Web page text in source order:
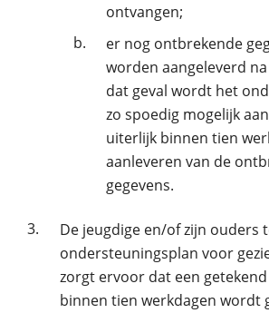
ontvangen;
b.
er nog ontbrekende
worden aangeleverd
dat geval wordt het
zo spoedig mogelijk
uiterlijk binnen tien
aanleveren van de
gegevens.
3.
De jeugdige en/of zijn ouders
ondersteuningsplan voor
zorgt ervoor dat een
binnen tien werkdagen wordt